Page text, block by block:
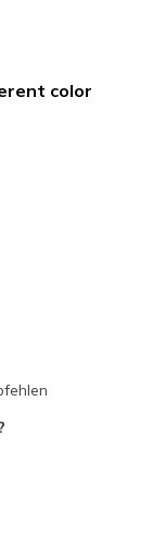
color